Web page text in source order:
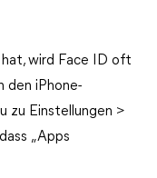
hat, wird Face ID oft
den iPhone-
zu Einstellungen >
„Apps